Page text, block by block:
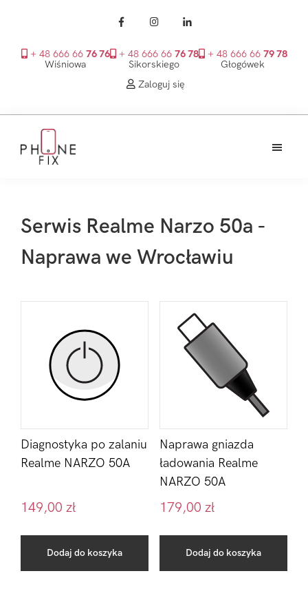
+ 48 666 66 76 76
Wiśniowa
+ 48 666 66 76 78
Sikorskiego
+ 48 666 66 79 78
Głogówek
Zaloguj się
głównego
Serwis Realme Narzo 50a -
Naprawa we Wrocławiu
Diagnostyka po zalaniu
Realme NARZO 50A
149,00 zł
Dodaj do koszyka
Naprawa gniazda
ładowania Realme
NARZO 50A
179,00 zł
Dodaj do koszyka